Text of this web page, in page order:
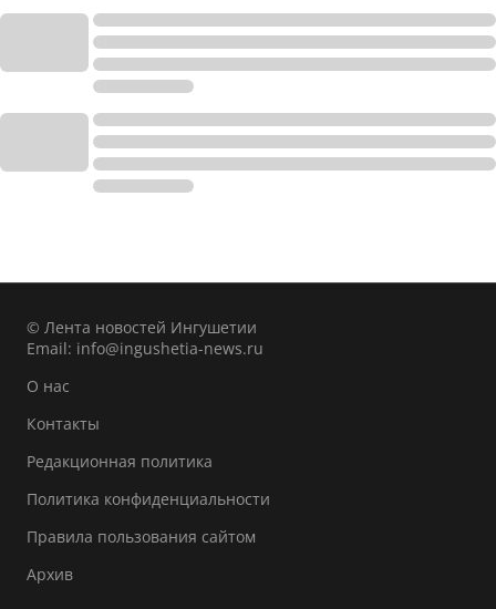
© Лента новостей Ингушетии
Email: info@ingushetia-news.ru
О нас
Контакты
Редакционная политика
Политика конфиденциальности
Правила пользования сайтом
Архив